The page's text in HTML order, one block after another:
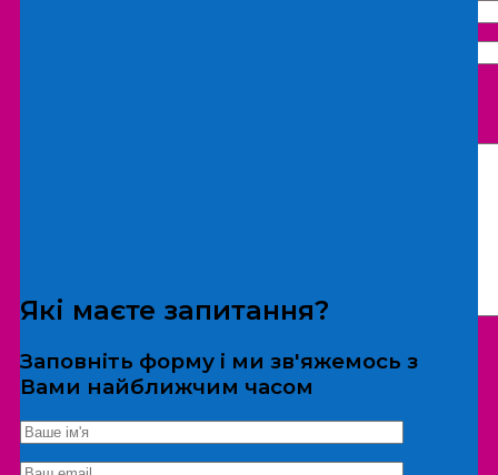
*Дані не передаються третім особам
Екскурсія/локація
Які маєте запитання?
Заповніть форму і ми зв'яжемось з
Вами найближчим часом